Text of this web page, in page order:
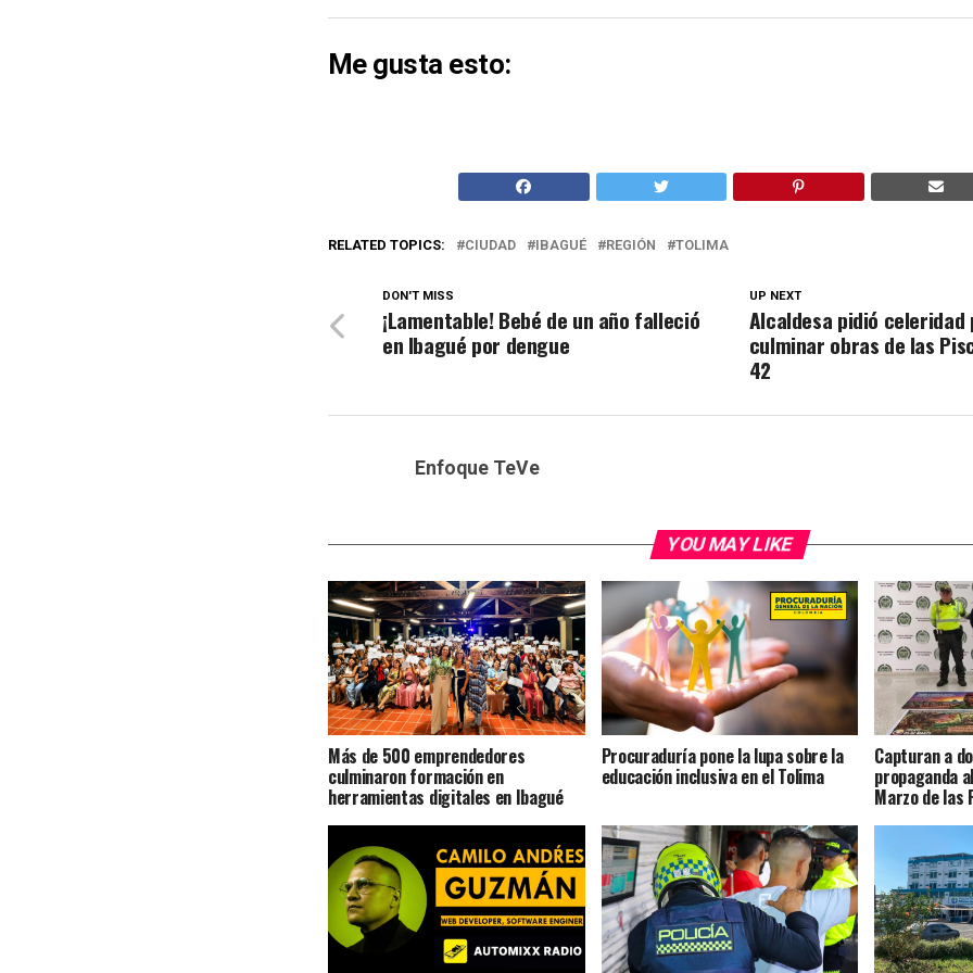
Me gusta esto:
RELATED TOPICS: CIUDAD IBAGUÉ REGIÓN TOLIMA
UP NEXT
Alcaldesa pidió celeridad
culminar obras de las
42
DON'T MISS
¡Lamentable! Bebé de un año falleció
en Ibagué por dengue
Enfoque TeVe
YOU MAY LIKE
Más de 500 emprendedores
culminaron formación en
herramientas digitales en Ibagué
Procuraduría pone la lupa sobre la
educación inclusiva en el Tolima
Capturan a
propaganda
Marzo de las